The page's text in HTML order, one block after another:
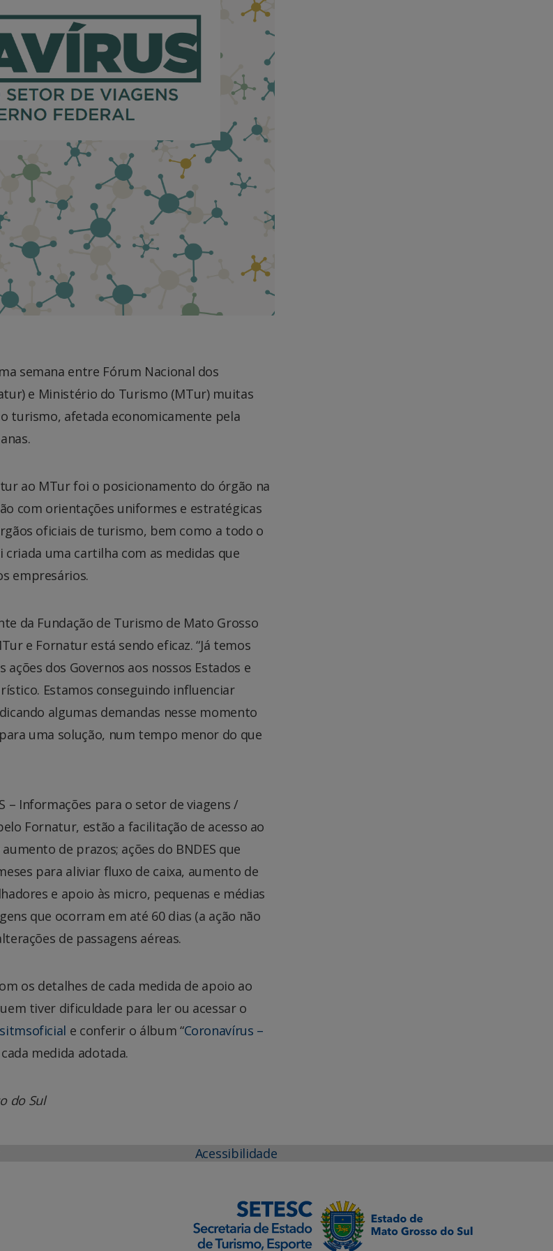
semana entre Fórum Nacional dos
e Ministério do Turismo (MTur) muitas
turismo, afetada economicamente pela
ao MTur foi o posicionamento do órgão na
com orientações uniformes e estratégicas
oficiais de turismo, bem como a todo o
uma cartilha com as medidas que
empresários.
da Fundação de Turismo de Mato Grosso
e Fornatur está sendo eficaz. “Já temos
dos Governos aos nossos Estados e
Estamos conseguindo influenciar
algumas demandas nesse momento
uma solução, num tempo menor do que
– Informações para o setor de viagens /
Fornatur, estão a facilitação de acesso ao
de prazos; ações do BNDES que
para aliviar fluxo de caixa, aumento de
e apoio às micro, pequenas e médias
que ocorram em até 60 dias (a ação não
de passagens aéreas.
os detalhes de cada medida de apoio ao
tiver dificuldade para ler ou acessar o
e conferir o álbum “Coronavírus –
medida adotada.
do Sul
Acessibilidade